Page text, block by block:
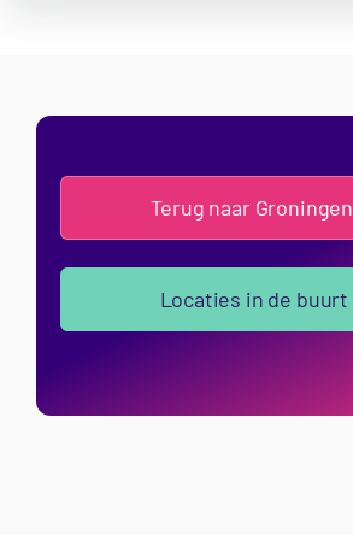
Terug naar Groningen
Locaties in de buurt